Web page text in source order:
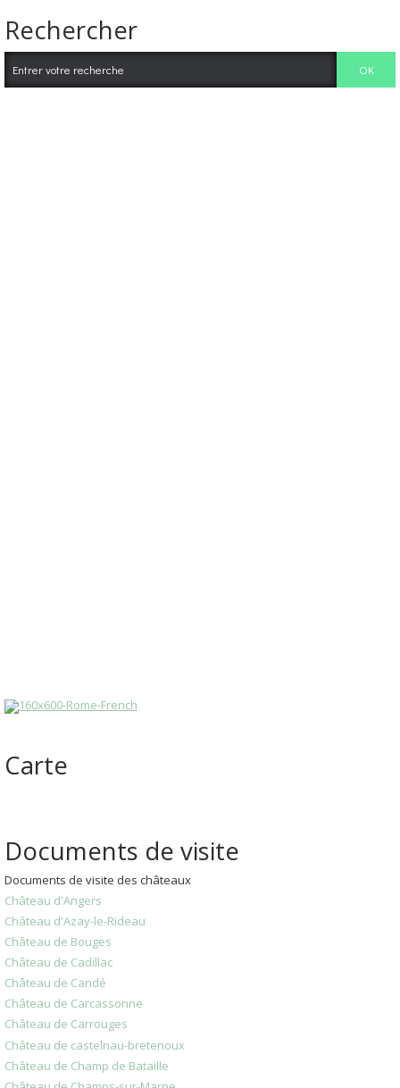
Rechercher
Carte
Documents de visite
Documents de visite des châteaux
Château d'Angers
Château d'Azay-le-Rideau
Château de Bouges
Château de Cadillac
Château de Candé
Château de Carcassonne
Château de Carrouges
Château de castelnau-bretenoux
Château de Champ de Bataille